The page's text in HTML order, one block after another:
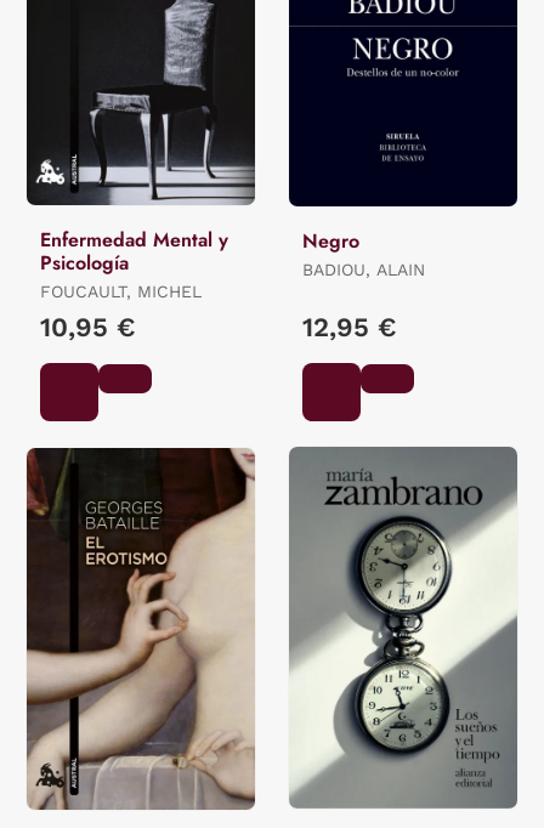
Enfermedad Mental y
Psicología
FOUCAULT, MICHEL
10,95 €
Negro
BADIOU, ALAIN
12,95 €